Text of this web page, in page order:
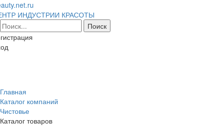
ИНДУСТРИИ КРАСОТЫ
Главная
Каталог компаний
Чистовье
Каталог товаров